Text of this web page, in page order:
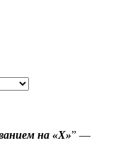
на «Х»” —